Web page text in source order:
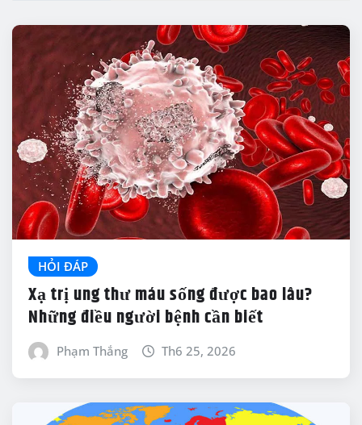
HỎI ĐÁP
Xạ trị ung thư máu sống được bao lâu?
Những điều người bệnh cần biết
Phạm Thắng Th6 25, 2026